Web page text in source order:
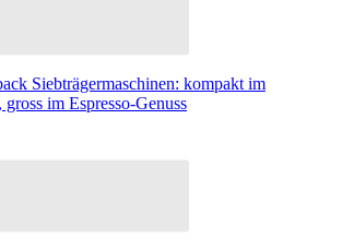
Siebträgermaschinen: kompakt im
gross im Espresso-Genuss